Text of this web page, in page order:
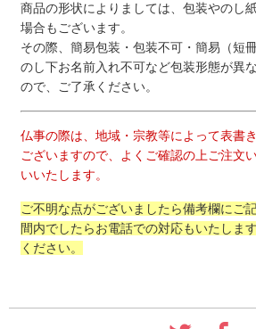
商品の形状によりましては、包装やのし
場合もございます。
その際、簡易包装・包装不可・簡易（短
のし下お名前入れ不可など包装形態が異
ので、ご了承ください。
仏事の際は、地域・宗教等によって表書
ございますので、よくご確認の上ご注文
いいたします。
ご不明な点がございましたら備考欄にご
間内でしたらお電話での対応もいたしま
ください。